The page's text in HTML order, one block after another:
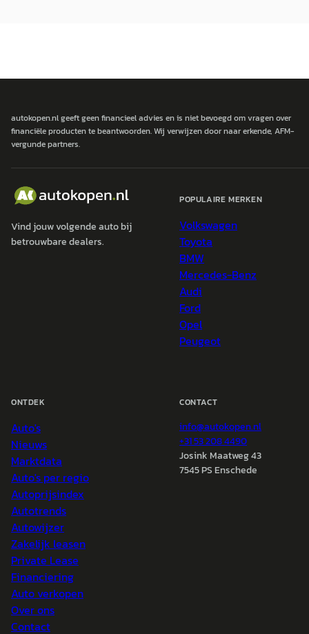
autokopen.nl geeft geen financieel advies en is niet bevoegd om vragen over
financiële producten te beantwoorden. Wij verwijzen door naar erkende, AFM-
vergunde partners.
Vind jouw volgende auto bij
betrouwbare dealers.
POPULAIRE MERKEN
Volkswagen
Toyota
BMW
Mercedes-Benz
Audi
Ford
Opel
Peugeot
ONTDEK
Auto's
Nieuws
Marktdata
Auto's per regio
Autoprijsindex
Autotrends
Autowijzer
Zakelijk leasen
Private Lease
Financiering
Auto verkopen
Over ons
Contact
CONTACT
info@autokopen.nl
+31 53 208 4490
Josink Maatweg 43
7545 PS Enschede